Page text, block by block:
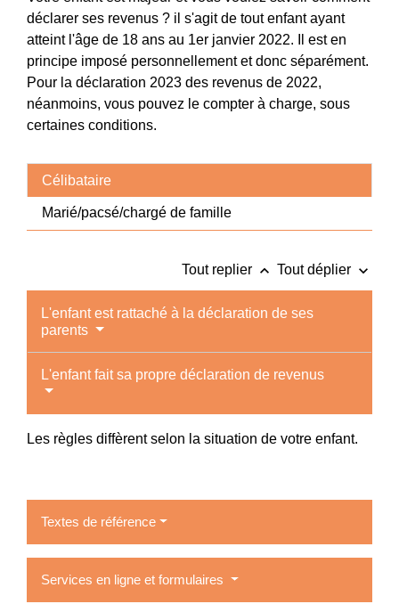
déclarer ses revenus ? il s'agit de tout enfant ayant
atteint l'âge de 18 ans au 1er janvier 2022. Il est en
principe imposé personnellement et donc séparément.
Pour la déclaration 2023 des revenus de 2022,
néanmoins, vous pouvez le compter à charge, sous
certaines conditions.
Célibataire
Marié/pacsé/chargé de famille
Tout replier keyboard_arrow_up Tout déplier keyboard_arrow_down
L'enfant est rattaché à la déclaration de ses
parents
L'enfant fait sa propre déclaration de revenus
Les règles diffèrent selon la situation de votre enfant.
Textes de référence
Services en ligne et formulaires